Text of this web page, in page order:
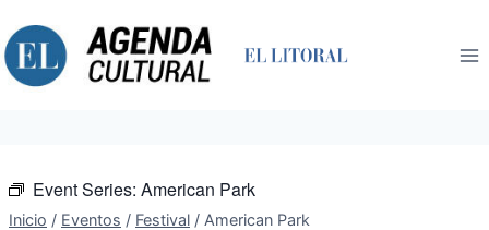
al
contenido
Event Series: American Park
Inicio / Eventos / Festival / American Park